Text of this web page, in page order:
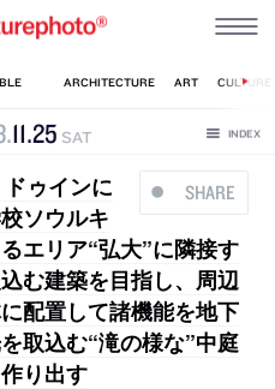
.11.25 SAT
SHARE
ゥインに
ソウルキ
エリア“弘大”に隣接す
む建築を目指し、周辺
配置して諸機能を地下
取込む“滝の様な”中庭
り出す